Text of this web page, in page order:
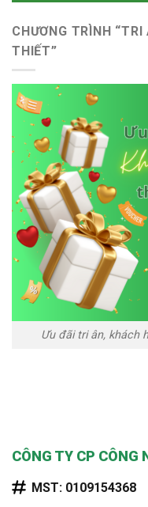
CHƯƠNG TRÌNH
THIẾT”
Ưu đãi tri ân, khách
CÔNG TY CP CÔNG
MST: 0109154368